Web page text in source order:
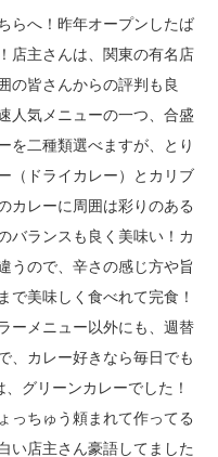
らへ！昨年オープンしたば
店主さんは、関東の有名店
の皆さんからの評判も良
人気メニューの一つ、合盛
を二種類選べますが、とり
（ドライカレー）とカリブ
カレーに周囲は彩りのある
バランスも良く美味い！カ
うので、辛さの感じ方や旨
で美味しく食べれて完食！
ーメニュー以外にも、週替
、カレー好きなら毎日でも
グリーンカレーでした！
っちゅう頼まれて作ってる
い店主さん豪語してました